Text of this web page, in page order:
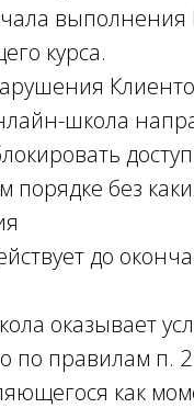
выполнения
курса.
школа
порядке без
до
оказывает
по правилам п.
как